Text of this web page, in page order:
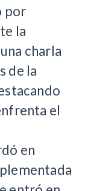
por
la
charla
de la
el
en